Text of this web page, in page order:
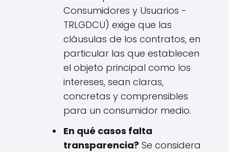
Consumidores y Usuarios -
TRLGDCU) exige que las
cláusulas de los contratos, en
particular las que establecen
el objeto principal como los
intereses, sean claras,
concretas y comprensibles
para un consumidor medio.
En qué casos falta
transparencia? Se considera